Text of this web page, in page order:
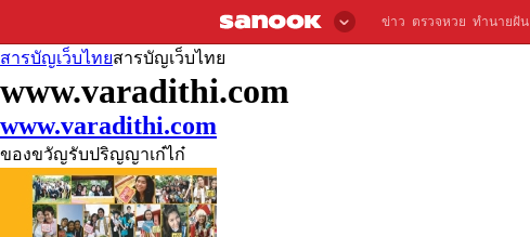
ข่าว ตรวจหวย ทำนายฝัน
สารบัญเว็บไทยสารบัญเว็บไทย
www.varadithi.com
www.varadithi.com
ของขวัญรับปริญญาเก๋ไก๋